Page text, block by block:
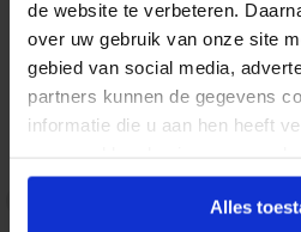
de website te verbeteren.
over uw gebruik van onze site
gebied van social media,
partners kunnen de gegevens
informatie die u aan hen heeft
Alles